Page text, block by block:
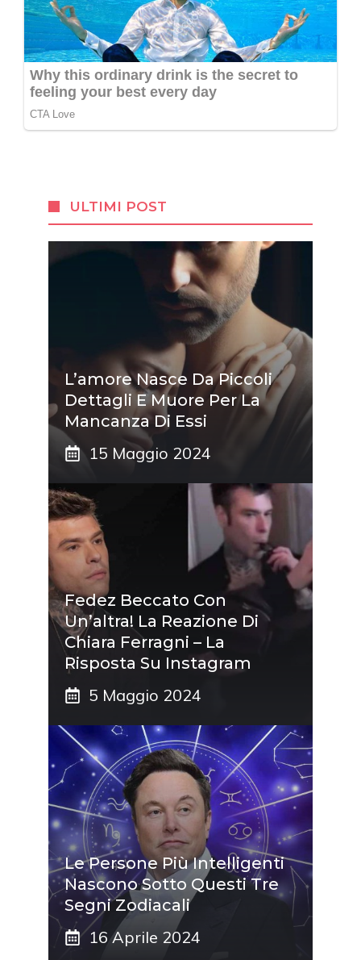
ULTIMI POST
L’amore Nasce Da Piccoli
Dettagli E Muore Per La
Mancanza Di Essi
15 Maggio 2024
Fedez Beccato Con
Un’altra! La Reazione Di
Chiara Ferragni – La
Risposta Su Instagram
5 Maggio 2024
Le Persone Più Intelligenti
Nascono Sotto Questi Tre
Segni Zodiacali
16 Aprile 2024